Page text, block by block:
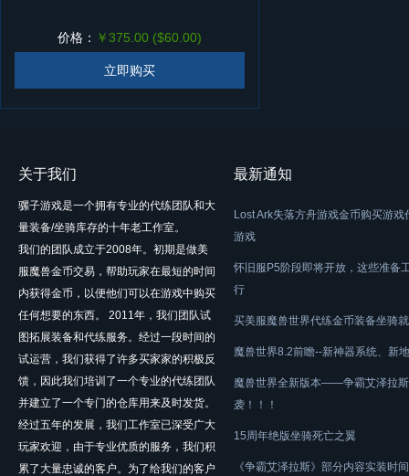
价格： ￥375.00 ($60.00)
立即购买
关于我们
骡子游戏是一个拥有专业的代练团队和大
量装备/坐骑库存的十年老工作室。
我们的团队成立于2008年。初期是做美
服魔兽金币交易，帮助玩家在最短的时间
内获得金币，以便他们可以在游戏中购买
任何想要的东西。 2011年，我们团队试
图拓展装备和代练服务。经过一段时间的
试运营，我们获得了许多买家家的积极反
馈，因此我们培训了一个专业的代练团队
并建立了一个专门的仓库用来及时发货。
经过五年的发展，我们工作室已深受广大
玩家欢迎，由于专业优质的服务，我们积
累了大量忠诚的客户。为了给我们的客户
最新通知
Lost Ark失落方舟游戏金币购买游戏
游戏
怀旧服P5阶段即将开放，这些准备
行
买美服魔兽世界代练金币装备坐骑
魔兽世界8.2前瞻--新神器系统、新
魔兽世界全新版本——争霸艾泽拉
袭！！！
15周年绝版坐骑死亡之翼
《争霸艾泽拉斯》部分内容实装时